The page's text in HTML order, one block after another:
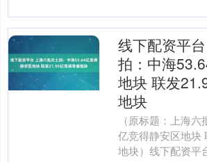
线下配资平
拍：中海
地块 联发
地块
（原标题：上海
亿竞得静安区地块
地块）线下配资平